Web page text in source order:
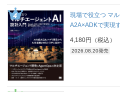
現場で役立つ マ
A2A×ADKで実現
4,180円（税込）
2026.08.20発売